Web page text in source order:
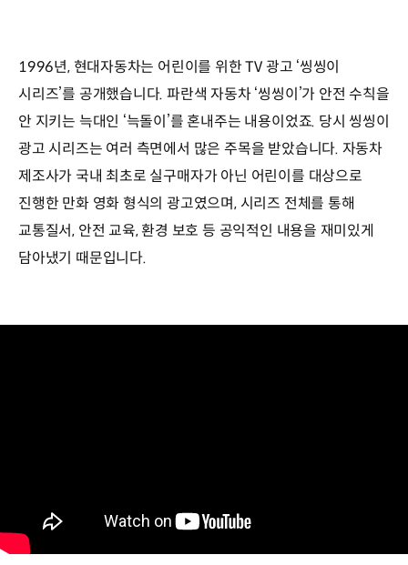
1996년, 현대자동차는 어린이를 위한 TV 광고 ‘씽씽이
시리즈’를 공개했습니다. 파란색 자동차 ‘씽씽이’가 안전 수칙을
안 지키는 늑대인 ‘늑돌이’를 혼내주는 내용이었죠. 당시 씽씽이
광고 시리즈는 여러 측면에서 많은 주목을 받았습니다. 자동차
제조사가 국내 최초로 실구매자가 아닌 어린이를 대상으로
진행한 만화 영화 형식의 광고였으며, 시리즈 전체를 통해
교통질서, 안전 교육, 환경 보호 등 공익적인 내용을 재미있게
담아냈기 때문입니다.